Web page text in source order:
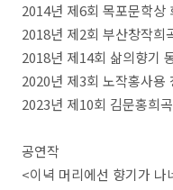
2014년 제6회 목포문학상
2018년 제2회 부산창작희
2018년 제14회 삶의향기
2020년 제3회 노작홍사용
2023년 제10회 김문홍희
공연작
<이녁 머리에선 향기가 나